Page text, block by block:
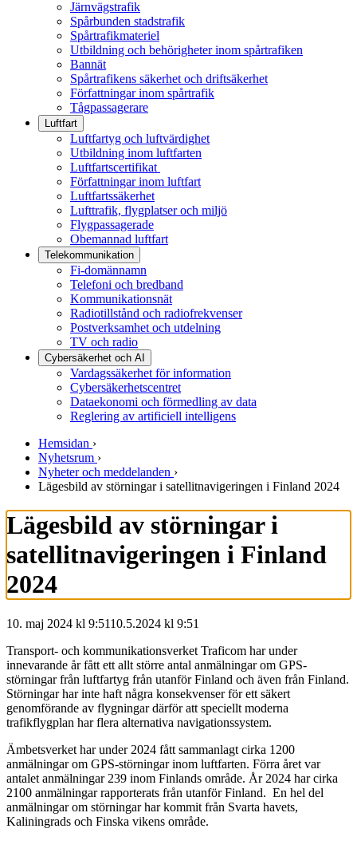
Järnvägstrafik
Spårbunden stadstrafik
Spårtrafikmateriel
Utbildning och behörigheter inom spårtrafiken
Bannät
Spårtrafikens säkerhet och driftsäkerhet
Författningar inom spårtrafik
Tågpassagerare
Luftfart
Luftfartyg och luftvärdighet
Utbildning inom luftfarten
Luftfartscertifikat
Författningar inom luftfart
Luftfartssäkerhet
Lufttrafik, flygplatser och miljö
Flygpassagerade
Obemannad luftfart
Telekommunikation
Fi-domännamn
Telefoni och bredband
Kommunikationsnät
Radiotillstånd och radiofrekvenser
Postverksamhet och utdelning
TV och radio
Cybersäkerhet och AI
Vardagssäkerhet för information
Cybersäkerhetscentret
Dataekonomi och förmedling av data
Reglering av artificiell intelligens
Hemsidan ›
Nyhetsrum ›
Nyheter och meddelanden ›
Lägesbild av störningar i satellitnavigeringen i Finland 2024
Lägesbild av störningar i
satellitnavigeringen i Finland
2024
10. maj 2024 kl 9:5110.5.2024 kl 9:51
Transport- och kommunikationsverket Traficom har under
innevarande år fått ett allt större antal anmälningar om GPS-
störningar från luftfartyg från utanför Finland och även från Finland.
Störningar har inte haft några konsekvenser för ett säkert
genomförande av flygningar därför att speciellt moderna
trafikflygplan har flera alternativa navigationssystem.
Ämbetsverket har under 2024 fått sammanlagt cirka 1200
anmälningar om GPS-störningar inom luftfarten. Förra året var
antalet anmälningar 239 inom Finlands område. År 2024 har cirka
2100 anmälningar rapporterats från utanför Finland. En hel del
anmälningar om störningar har kommit från Svarta havets,
Kaliningrads och Finska vikens område.